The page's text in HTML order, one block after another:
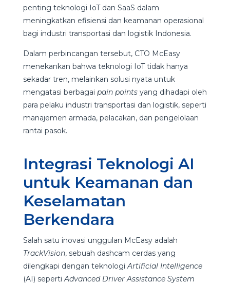
penting teknologi IoT dan SaaS dalam
meningkatkan efisiensi dan keamanan operasional
bagi industri transportasi dan logistik Indonesia.
Dalam perbincangan tersebut, CTO McEasy
menekankan bahwa teknologi IoT tidak hanya
sekadar tren, melainkan solusi nyata untuk
mengatasi berbagai pain pointsyang dihadapi oleh
para pelaku industri transportasi dan logistik, seperti
manajemen armada, pelacakan, dan pengelolaan
rantai pasok.
Integrasi Teknologi AI
untuk Keamanan dan
Keselamatan
Berkendara
Salah satu inovasi unggulan McEasy adalah
TrackVision, sebuah dashcam cerdas yang
dilengkapi dengan teknologi Artificial Intelligence
(AI) seperti Advanced Driver Assistance System